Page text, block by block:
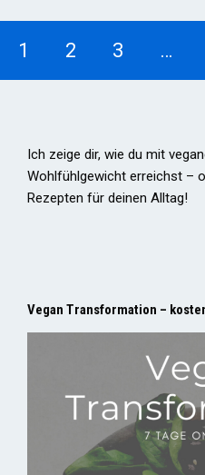
1 2 3 …
Ich zeige dir, wie du mit
Wohlfühlgewicht erreichst –
Rezepten für deinen Alltag!
Vegan Transformation –